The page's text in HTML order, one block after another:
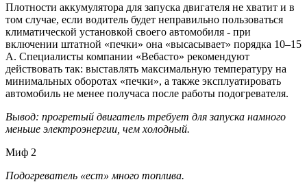
Плотности аккумулятора для запуска двигателя не хватит и в
том случае, если водитель будет неправильно пользоваться
климатической установкой своего автомобиля - при
включении штатной «печки» она «высасывает» порядка 10–15
А. Специалисты компании «Вебасто» рекомендуют
действовать так: выставлять максимальную температуру на
минимальных оборотах «печки», а также эксплуатировать
автомобиль не менее получаса после работы подогревателя.
Вывод: прогретый двигатель требует для запуска намного
меньше электроэнергии, чем холодный.
Миф 2
Подогреватель «ест» много топлива.